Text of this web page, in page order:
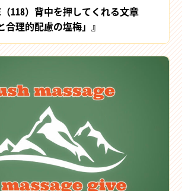
（118）背中を押してくれる文章
合理的配慮の塩梅」』